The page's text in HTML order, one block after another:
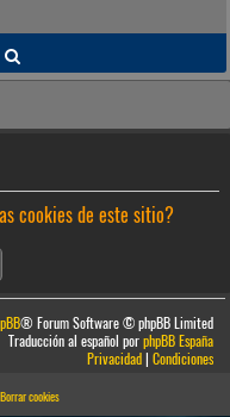
u
a
r
cookies de este sitio?
® Forum Software © phpBB Limited
Traducción al español porphpBB España
Privacidad|Condiciones
Borrar cookies